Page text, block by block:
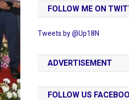
FOLLOW ME ON
Tweets by @Up18N
ADVERTISEMENT
FOLLOW US